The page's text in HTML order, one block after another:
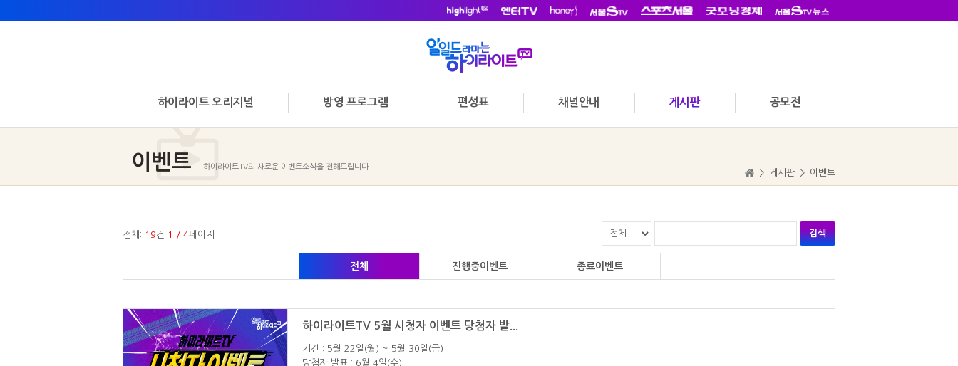
하이라이트 오리지널 방영 프로그램 편성표 채널안내 게시판 공모전
이벤트 하이라이트TV의 새로운 이벤트소식을 전해드립니다.
> 게시판 > 이벤트
전체: 19건 1 / 4페이지 검색
전체 진행중이벤트 종료이벤트
하이라이트TV 5월 시청자 이벤트 당첨자 발...
기간 : 5월 22일(월) ~ 5월 30일(금)
당첨자 발표 : 6월 4일(수)